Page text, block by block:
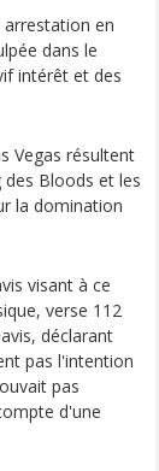
arrestation en
dans le
intérêt et des
Vegas résultent
Bloods et les
la domination
visant à ce
verse 112
déclarant
pas l'intention
pas
d'une